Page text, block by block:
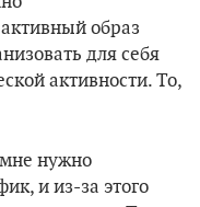
образ
для себя
активности. То,
нужно
и из-за этого